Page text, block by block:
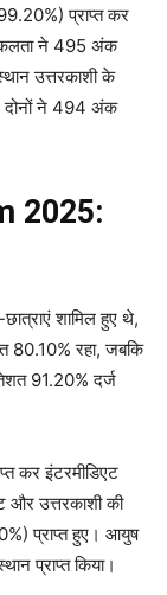
प्राप्त कर
ने 495 अंक
उत्तरकाशी के
दोनों ने 494 अंक
2025:
शामिल हुए थे,
80.10% रहा, जबकि
91.20% दर्ज
कर इंटरमीडिएट
और उत्तरकाशी की
प्राप्त हुए। आयुष
प्राप्त किया।